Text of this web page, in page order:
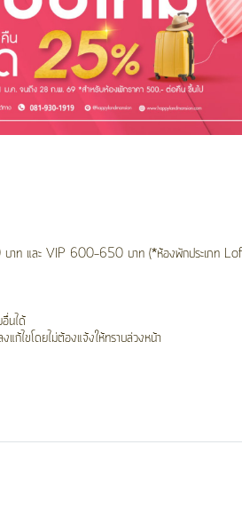
ท และ VIP 600-650 บาท (*ห้องพักประเภท Loft
นได้
แก้ไขโดยไม่ต้องแจ้งให้ทราบล่วงหน้า